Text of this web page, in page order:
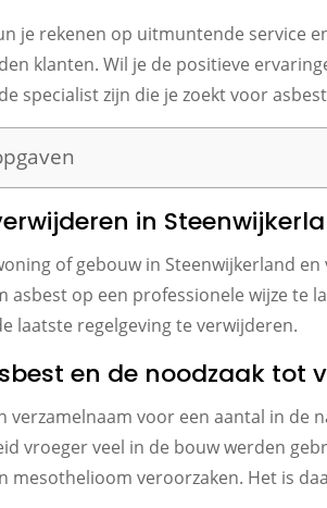
je rekenen op uitmuntende service
klanten. Wil je de positieve
specialist zijn die je zoekt voor
in
of gebouw in Steenwijkerland
asbest op een professionele wijze te
laatste regelgeving te verwijderen.
en de noodzaak tot
verzamelnaam voor een aantal in
vroeger veel in de bouw werden
mesothelioom veroorzaken. Het is